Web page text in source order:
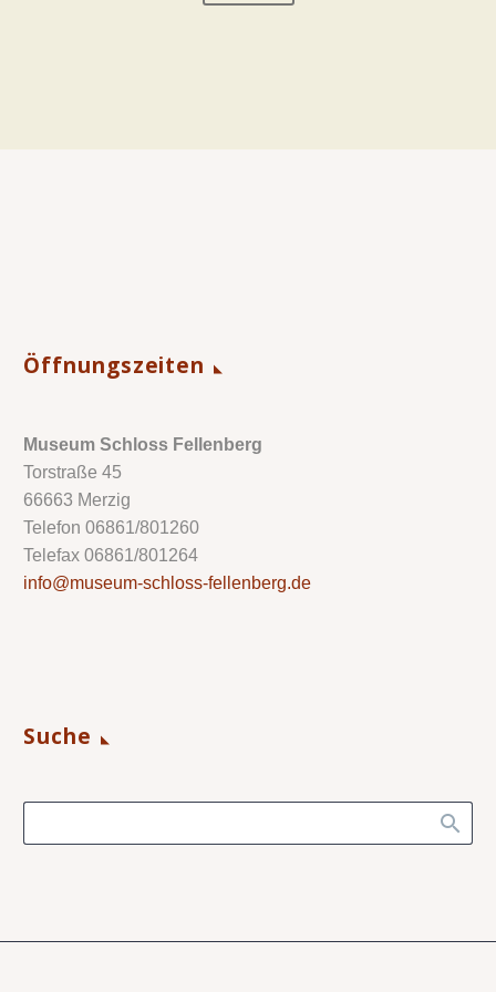
Öffnungszeiten
Museum Schloss Fellenberg
Torstraße 45
66663 Merzig
Telefon 06861/801260
Telefax 06861/801264
info@museum-schloss-fellenberg.de
Suche